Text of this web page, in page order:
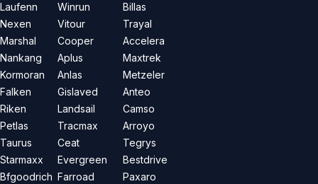
Laufenn
Nexen
Marshal
Nankang
Kormoran
Falken
Riken
Petlas
Taurus
Starmaxx
Bfgoodrich
Winrun
Vitour
Cooper
Aplus
Anlas
Gislaved
Landsail
Tracmax
Ceat
Evergreen
Farroad
Billas
Trayal
Accelera
Maxtrek
Metzeler
Anteo
Camso
Arroyo
Tegrys
Bestdrive
Paxaro